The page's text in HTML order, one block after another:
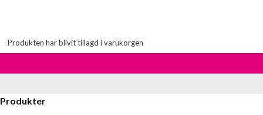
Produkten har blivit tillagd i varukorgen
Produkter